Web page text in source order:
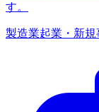
す。
製造業起業・新規